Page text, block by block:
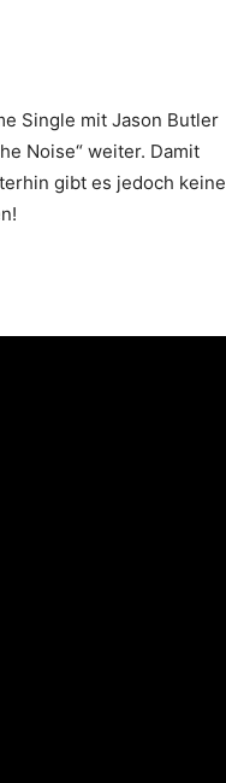
Single mit Jason Butler
Noise“ weiter. Damit
gibt es jedoch keine